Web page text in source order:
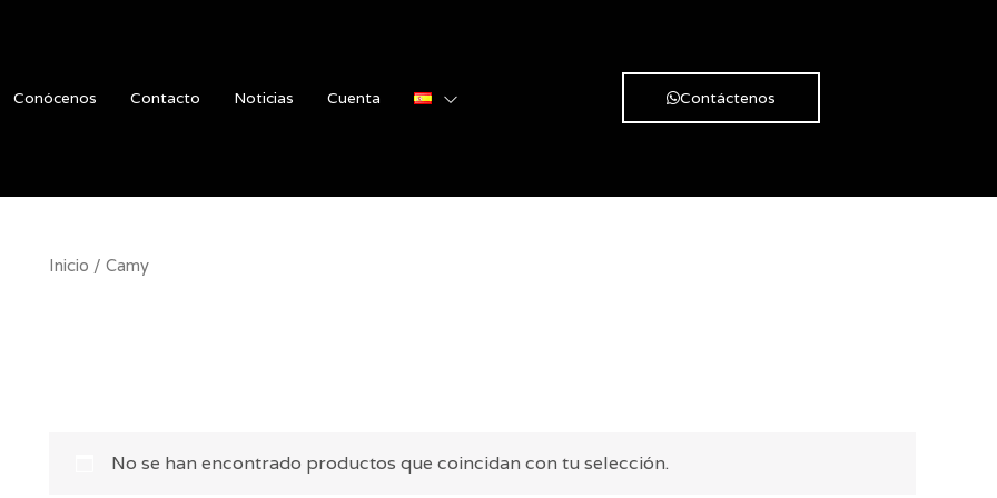
Conócenos Contacto Noticias Cuenta Contáctenos
Inicio / Camy
No se han encontrado productos que coincidan con tu selección.